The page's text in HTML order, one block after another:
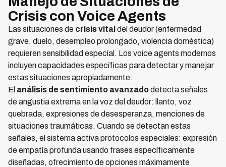
Crisis con Voice Agents
Las situaciones de crisis vital del deudor (enfermedad
grave, duelo, desempleo prolongado, violencia doméstica)
requieren sensibilidad especial. Los voice agents modernos
incluyen capacidades específicas para detectar y manejar
estas situaciones apropiadamente.
El análisis de sentimiento avanzadodetecta señales
de angustia extrema en la voz del deudor: llanto, voz
quebrada, expresiones de desesperanza, menciones de
situaciones traumáticas. Cuando se detectan estas
señales, el sistema activa protocolos especiales: expresión
de empatía profunda usando frases específicamente
diseñadas, ofrecimiento de opciones máximamente